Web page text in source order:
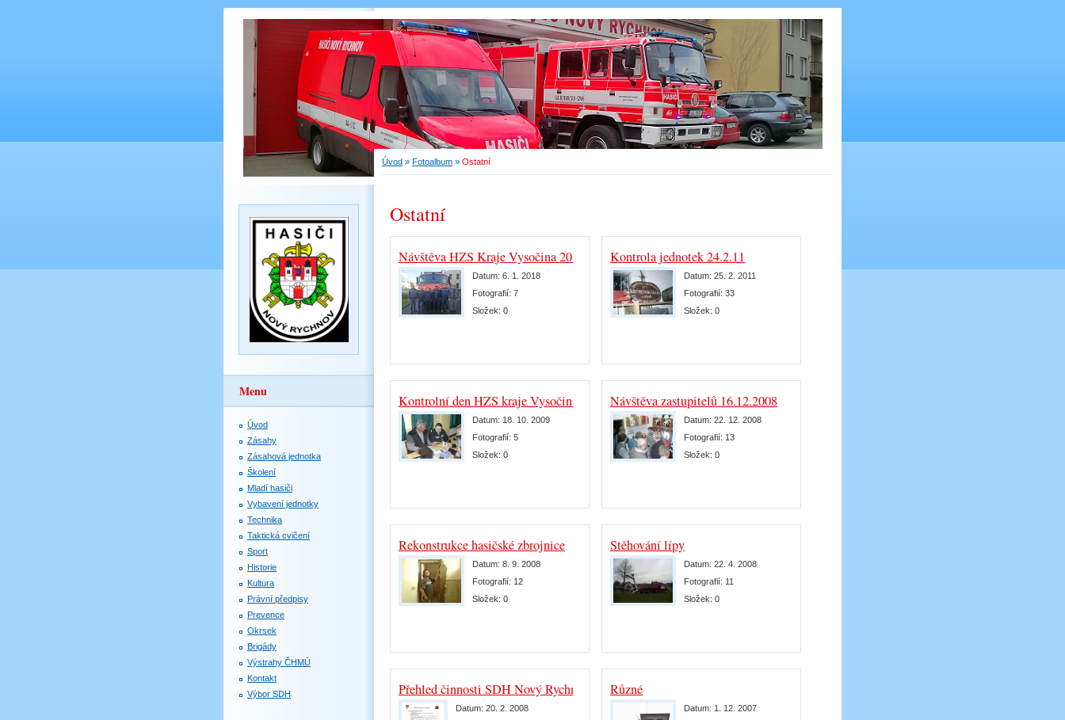
Úvod » Fotoalbum » Ostatní
Ostatní
Návštěva HZS Kraje Vysočina 2018
Datum: 6. 1. 2018
Fotografií: 7
Složek: 0
Kontrola jednotek 24.2.11
Datum: 25. 2. 2011
Fotografií: 33
Složek: 0
Kontrolní den HZS kraje Vysočina
Datum: 18. 10. 2009
Fotografií: 5
Složek: 0
Návštěva zastupitelů 16.12.2008
Datum: 22. 12. 2008
Fotografií: 13
Složek: 0
Rekonstrukce hasičské zbrojnice
Datum: 8. 9. 2008
Fotografií: 12
Složek: 0
Stěhování lípy
Datum: 22. 4. 2008
Fotografií: 11
Složek: 0
Přehled činnosti SDH Nový Rychnov v roce 2007
Datum: 20. 2. 2008
Různé
Datum: 1. 12. 2007
Menu
Úvod
Zásahy
Zásahová jednotka
Školení
Mladí hasiči
Vybavení jednotky
Technika
Taktická cvičení
Sport
Historie
Kultura
Právní předpisy
Prevence
Okrsek
Brigády
Výstrahy ČHMÚ
Kontakt
Výbor SDH